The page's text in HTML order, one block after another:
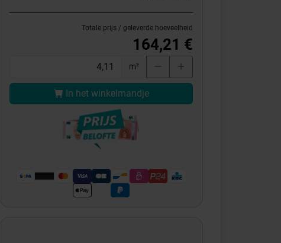
Totale prijs / geleverde hoeveelheid
164,21 €
m²
In het winkelmandje